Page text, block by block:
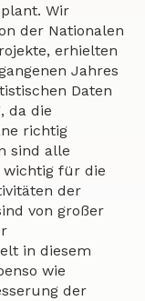
Wir
der Nationalen
erhielten
Jahres
Daten
da die
richtig
sind alle
wichtig für die
der
von großer
in diesem
wie
der